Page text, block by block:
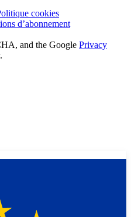
cookies
d’abonnement
and the Google Privacy